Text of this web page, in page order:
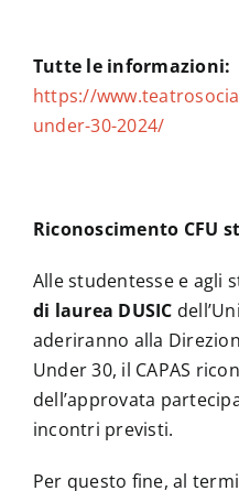
Tutte le informazioni:
https://
under-30-2024/
Riconoscimento CFU
Alle studentesse e agli
di laurea DUSIC
aderiranno alla
Under 30, il CAPAS
dell’approvata
incontri previsti.
Per questo fine, al